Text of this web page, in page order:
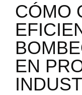
CÓMO
EN